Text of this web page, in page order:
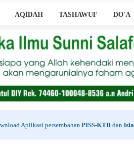
AQIDAH TASHAWUF DO'A
Aplikasi persembahan PISS-KTBdan